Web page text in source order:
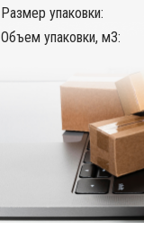
Размер упаковки:
Объем упаковки, м3: